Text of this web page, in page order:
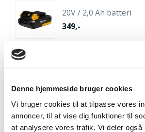
Denne hjemmeside bruger cookies
Vi bruger cookies til at tilpasse vores
annoncer, til at vise dig funktioner til
at analysere vores trafik. Vi deler også
20V / 2,0 Ah batteri
349,-
20V / 4,0 Ah batteri